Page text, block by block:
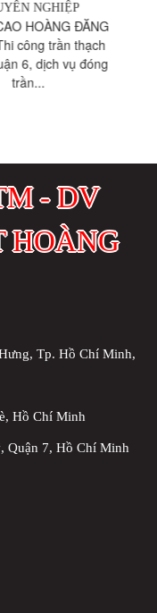
CHUYÊN NGHIỆP
đóng trần vách thạch
quận 5 TPHCM , thi công
cao: đẹp, phẳng,
- DV
HOÀNG
Tp. Hồ Chí Minh,
Hồ Chí Minh
Quận 7, Hồ Chí Minh